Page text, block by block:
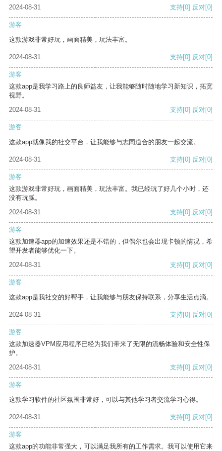
2024-08-31 支持[0] 反对[0]
游客
这款游戏非常好玩，画面精美，玩法丰富。
2024-08-31 支持[0] 反对[0]
游客
这款app是我学习路上的良师益友，让我能够随时随地学习新知识，拓宽
视野。
2024-08-31
支持[0] 反对[0]
游客
这款app就像我的社交平台，让我能够与志同道合的朋友一起交流。
2024-08-31 支持[0] 反对[0]
游客
这款游戏非常好玩，画面精美，玩法丰富。我已经玩了好几个小时，还
没有玩腻。
2024-08-31
支持[0] 反对[0]
游客
这款加速器app的加速效果还是不错的，但偶尔也会出现卡顿的情况，希
望开发者能够优化一下。
2024-08-31
支持[0] 反对[0]
游客
这款app是我社交的好帮手，让我能够与朋友保持联系，分享生活点滴。
2024-08-31 支持[0] 反对[0]
游客
这款加速器VPM应用程序已经为我们带来了无限的流畅体验和安全性保
护。
2024-08-31
支持[0] 反对[0]
游客
这款学习软件的社区氛围非常好，可以与其他学习者交流学习心得。
2024-08-31 支持[0] 反对[0]
游客
这款app的功能非常强大，可以满足我所有的工作需求。我可以使用它来